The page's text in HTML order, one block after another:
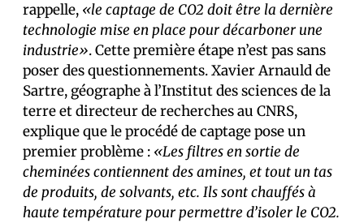
rappelle, «le captage de CO2 doit être la dernière
technologie mise en place pour décarboner une
industrie». Cette première étape n’est pas sans
poser des questionnements. Xavier Arnauld de
Sartre, géographe à l’Institut des sciences de la
terre et directeur de recherches au CNRS,
explique que le procédé de captage pose un
premier problème : «Les filtres en sortie de
cheminées contiennent des amines, et tout un tas
de produits, de solvants, etc. Ils sont chauffés à
haute température pour permettre d’isoler le CO2.